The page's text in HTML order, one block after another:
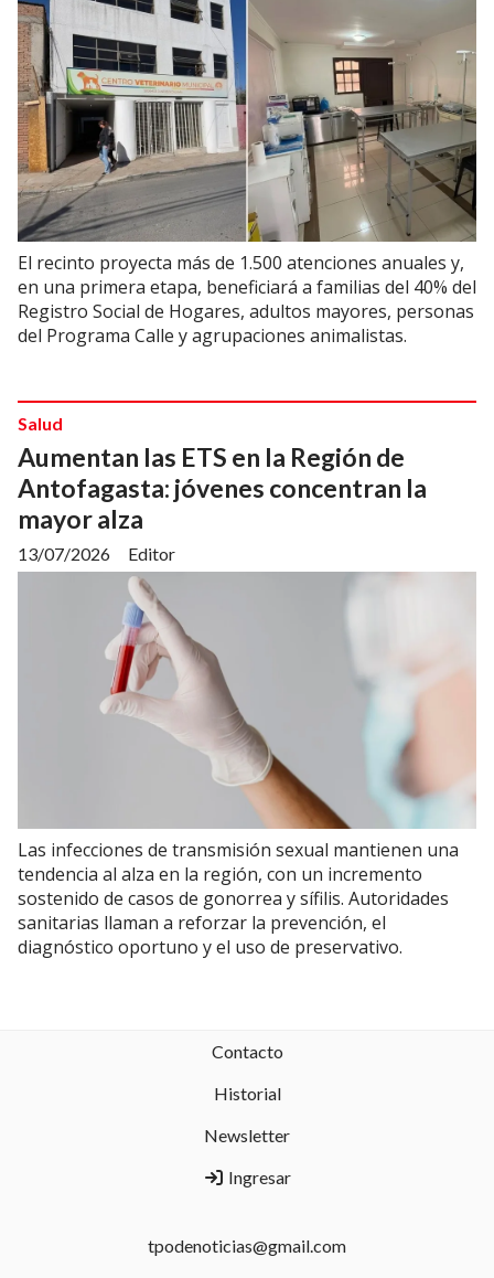
El recinto proyecta más de 1.500 atenciones anuales y,
en una primera etapa, beneficiará a familias del 40% del
Registro Social de Hogares, adultos mayores, personas
del Programa Calle y agrupaciones animalistas.
Aumentan las ETS en la Región de
Antofagasta: jóvenes concentran la
mayor alza
Editor
Salud
13/07/2026
Las infecciones de transmisión sexual mantienen una
tendencia al alza en la región, con un incremento
sostenido de casos de gonorrea y sífilis. Autoridades
sanitarias llaman a reforzar la prevención, el
diagnóstico oportuno y el uso de preservativo.
Contacto
Historial
Newsletter
Ingresar
tpodenoticias@gmail.com